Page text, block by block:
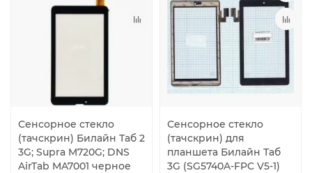
Сенсорное стекло
(тачскрин) Билайн Таб 2
3G; Supra M720G; DNS
AirTab MA7001 черное
Сенсорное стекло
(тачскрин) для
планшета Билайн Таб
3G (SG5740A-FPC V5-1)